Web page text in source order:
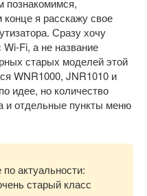
познакомимся,
я расскажу свое
Сразу хочу
Fi, а не название
старых моделей этой
WNR1000, JNR1010 и
идее, но количество
и отдельные пункты меню
актуальности:
старый класс